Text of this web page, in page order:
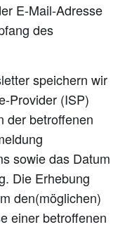
E-Mail-Adresse
des
speichern wir
Provider (ISP)
der betroffenen
sowie das Datum
Die Erhebung
den(möglichen)
einer betroffenen